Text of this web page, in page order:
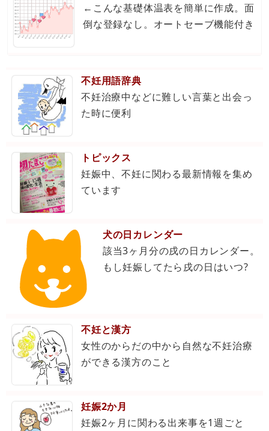
←こんな基礎体温表を簡単に作成。面
倒な登録なし。オートセーブ機能付き
不妊用語辞典
不妊治療中などに難しい言葉と出会っ
た時に便利
トピックス
妊娠中、不妊に関わる最新情報を集め
ています
犬の日カレンダー
該当3ヶ月分の戌の日カレンダー。
もし妊娠してたら戌の日はいつ?
不妊と漢方
女性のからだの中から自然な不妊治療
ができる漢方のこと
妊娠2か月
妊娠2ヶ月に関わる出来事を1週ごと